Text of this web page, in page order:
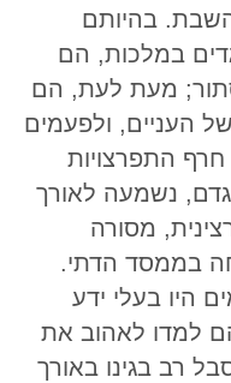
השבת. בהיותם
במלכות, הם
מעת לעת, הם
העניים, ולפעמים
התפרצויות
נשמעה לאורך
מסורה
בממסד הדתי.
היו בעלי ידע
למדו לאהוב את
רב בגינו באורך